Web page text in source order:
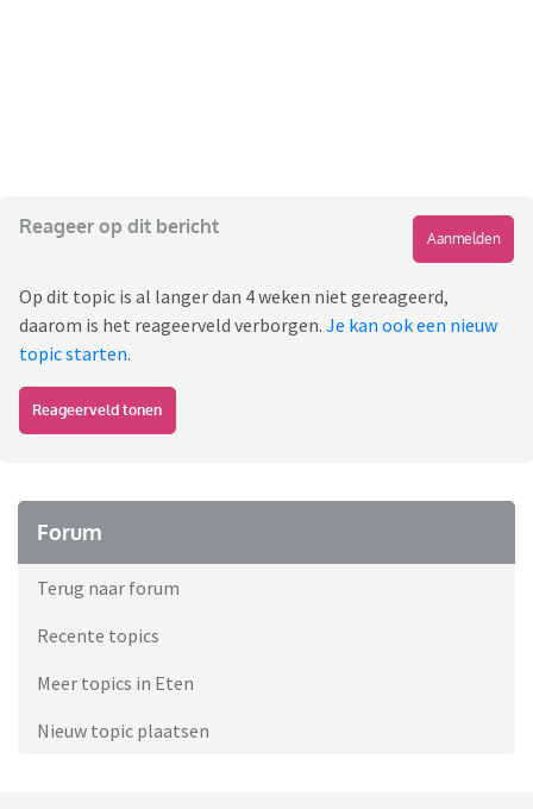
Reageer op dit bericht
Aanmelden
Op dit topic is al langer dan 4 weken niet gereageerd,
daarom is het reageerveld verborgen. Je kan ook een nieuw
topic starten.
Reageerveld tonen
Forum
Terug naar forum
Recente topics
Meer topics in Eten
Nieuw topic plaatsen